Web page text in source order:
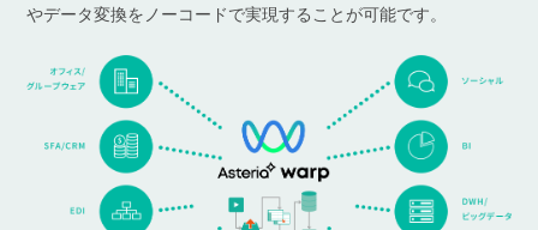
やデータ変換をノーコードで実現することが可能です。